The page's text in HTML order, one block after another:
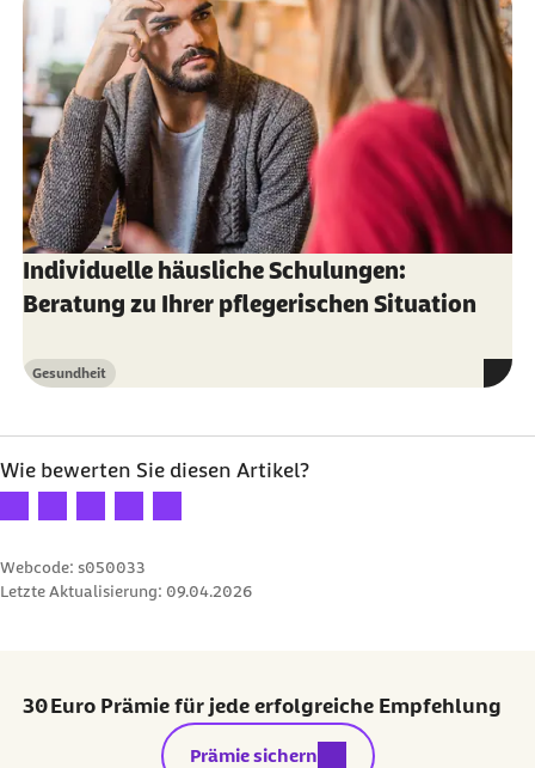
Individuelle häusliche Schulungen:
Beratung zu Ihrer pflegerischen Situation
Kategorie
Gesundheit
Wie bewerten Sie diesen Artikel?
Ihre Bewertung: 1 Stern
Ihre Bewertung: 2 Sterne
Ihre Bewertung: 3 Sterne
Ihre Bewertung: 4 Sterne
Ihre Bewertung: 5 Sterne
Webcode: s050033
Letzte Aktualisierung: 09.04.2026
30 Euro Prämie für jede erfolgreiche Empfehlung
externer Link:
Prämie sichern